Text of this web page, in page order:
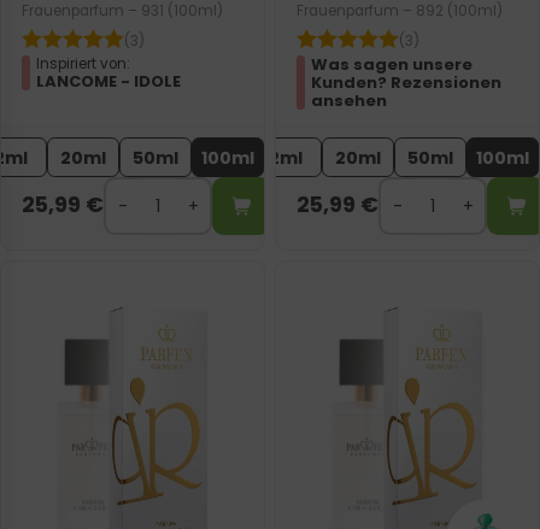
Frauenparfum – 931 (100ml)
(3)
Inspiriert von:
LANCOME - IDOLE
20ml 50ml 100ml
25,99 €
Frauenparfum – 892 (100ml)
(3)
Was sagen unsere
Kunden? Rezensionen
ansehen
2ml 20ml 50ml 100ml
25,99 €